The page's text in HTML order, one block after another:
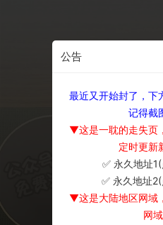
公告
最近又开始封了，下
记得截
▼这是一耽的走失页
定时更新
✅ 永久地址
✅ 永久地址
▼这是大陆地区网域
网域